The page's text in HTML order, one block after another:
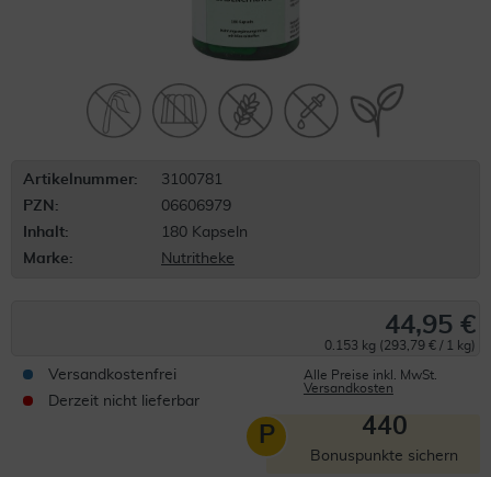
Artikelnummer:
3100781
PZN:
06606979
Inhalt:
180 Kapseln
Marke:
Nutritheke
44,95 €
0.153 kg (293,79 € / 1 kg)
Versandkostenfrei
Derzeit nicht lieferbar
Alle Preise inkl. MwSt.
Versandkosten
P 440
Bonuspunkte sichern